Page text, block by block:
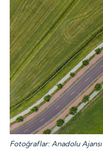
Fotoğraflar: Anadolu Ajansı